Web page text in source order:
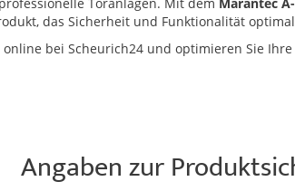
das Sicherheit und Funktionalität
online bei Scheurich24 und optimieren Sie
Angaben zur